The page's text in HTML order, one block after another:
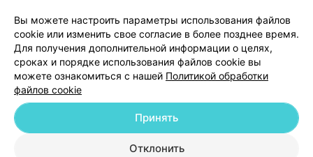
Обработка персональных данных
© 2026 ООО «Артокс Лаб», УНП 191700409
| 220012, Республика Беларусь,
Вы можете настроить параметры использования файлов
cookie или изменить свое согласие в более позднее время.
Для получения дополнительной информации о целях,
сроках и порядке использования файлов cookie вы
можете ознакомиться с нашей Политикой обработки
файлов cookie
Отклонить
Принять